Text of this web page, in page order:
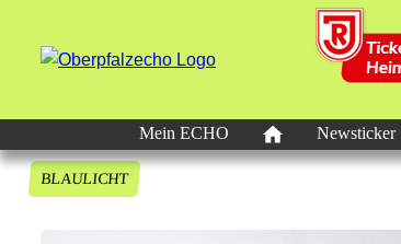
Mein ECHO Newsticker
BLAULICHT